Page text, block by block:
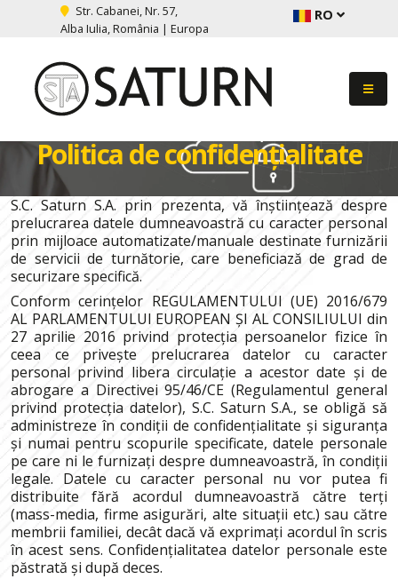
Str. Cabanei, Nr. 57,
Alba Iulia, România | Europa
RO
Politica de confidențialitate
S.C. Saturn S.A. prin prezenta, vă înștiințează despre
prelucrarea datele dumneavoastră cu caracter personal
prin mijloace automatizate/manuale destinate furnizării
de servicii de turnătorie, care beneficiază de grad de
securizare specifică.
Conform cerințelor REGULAMENTULUI (UE) 2016/679
AL PARLAMENTULUI EUROPEAN ȘI AL CONSILIULUI din
27 aprilie 2016 privind protecția persoanelor fizice în
ceea ce privește prelucrarea datelor cu caracter
personal privind libera circulație a acestor date și de
abrogare a Directivei 95/46/CE (Regulamentul general
privind protecția datelor), S.C. Saturn S.A., se obligă să
administreze în condiții de confidențialitate și siguranța
și numai pentru scopurile specificate, datele personale
pe care ni le furnizați despre dumneavoastră, în condiții
legale. Datele cu caracter personal nu vor putea fi
distribuite fără acordul dumneavoastră către terți
(mass-media, firme asigurări, alte situații etc.) sau către
membrii familiei, decât dacă vă exprimați acordul în scris
în acest sens. Confidențialitatea datelor personale este
păstrată și după deces.